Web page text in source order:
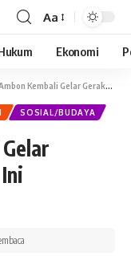
Aa
Ekonomi
Gelar Gerakan Pangan Murah, Ini Jadwalnya!
SOSIAL/BUDAYA